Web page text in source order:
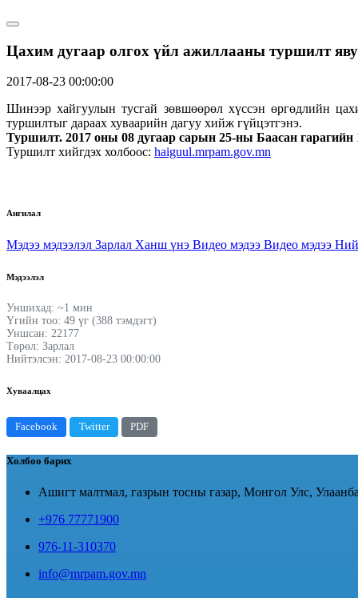
Цахим дугаар олгох үйл ажиллааны туршилт
2017-08-23 00:00:00
Шинээр хайгуулын тусгай зөвшөөрөл хүссэн өргөдлийн
туршилтыг дараах хуваарийн дагуу хийж гүйцэтгэнэ.
Туршилт. 2017 оны 08 дугаар сарын 25-ны Баасан гарагийн
Туршилт хийгдэх холбоос: haiguul.mrpam.gov.mn
Ангилал
Мэдээ мэдээлэл Зарлал Ханш үнэ Видео мэдээ Видео мэдээ
Мэдээлэл
Уншихад: ~1 мин
Үгийн тоо: 49 үг (388 тэмдэгт)
Уншсан: 22177
Төрөл: Зарлал
Нийтэлсэн: 2017-08-23 00:00:00
Хуваалцах
Facebook Twitter PDF
Холбоо барих
Ашигт малтмал, газрын тосны газар, Монгол Улс,
+976 77771900
976-11-310370
info@mrpam.gov.mn